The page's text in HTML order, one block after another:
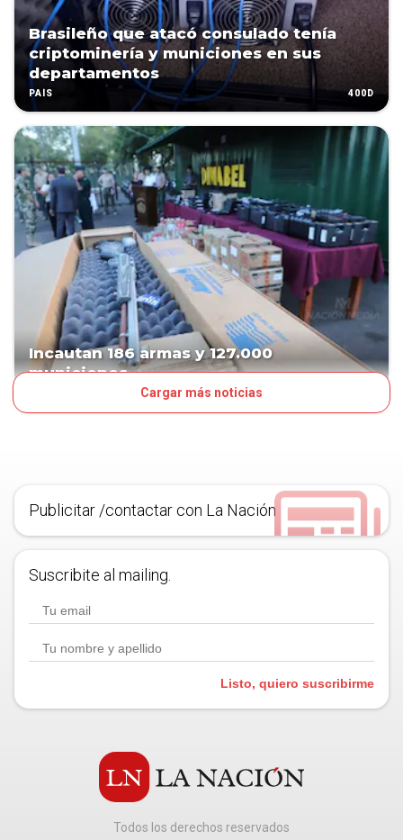
Brasileño que atacó consulado tenía
criptominería y municiones en sus
departamentos
PAÍS 400D
Incautan 186 armas y 127.000
municiones
Cargar más noticias
Publicitar /contactar con La Nación
Suscribite al mailing.
Listo, quiero suscribirme
Todos los derechos reservados